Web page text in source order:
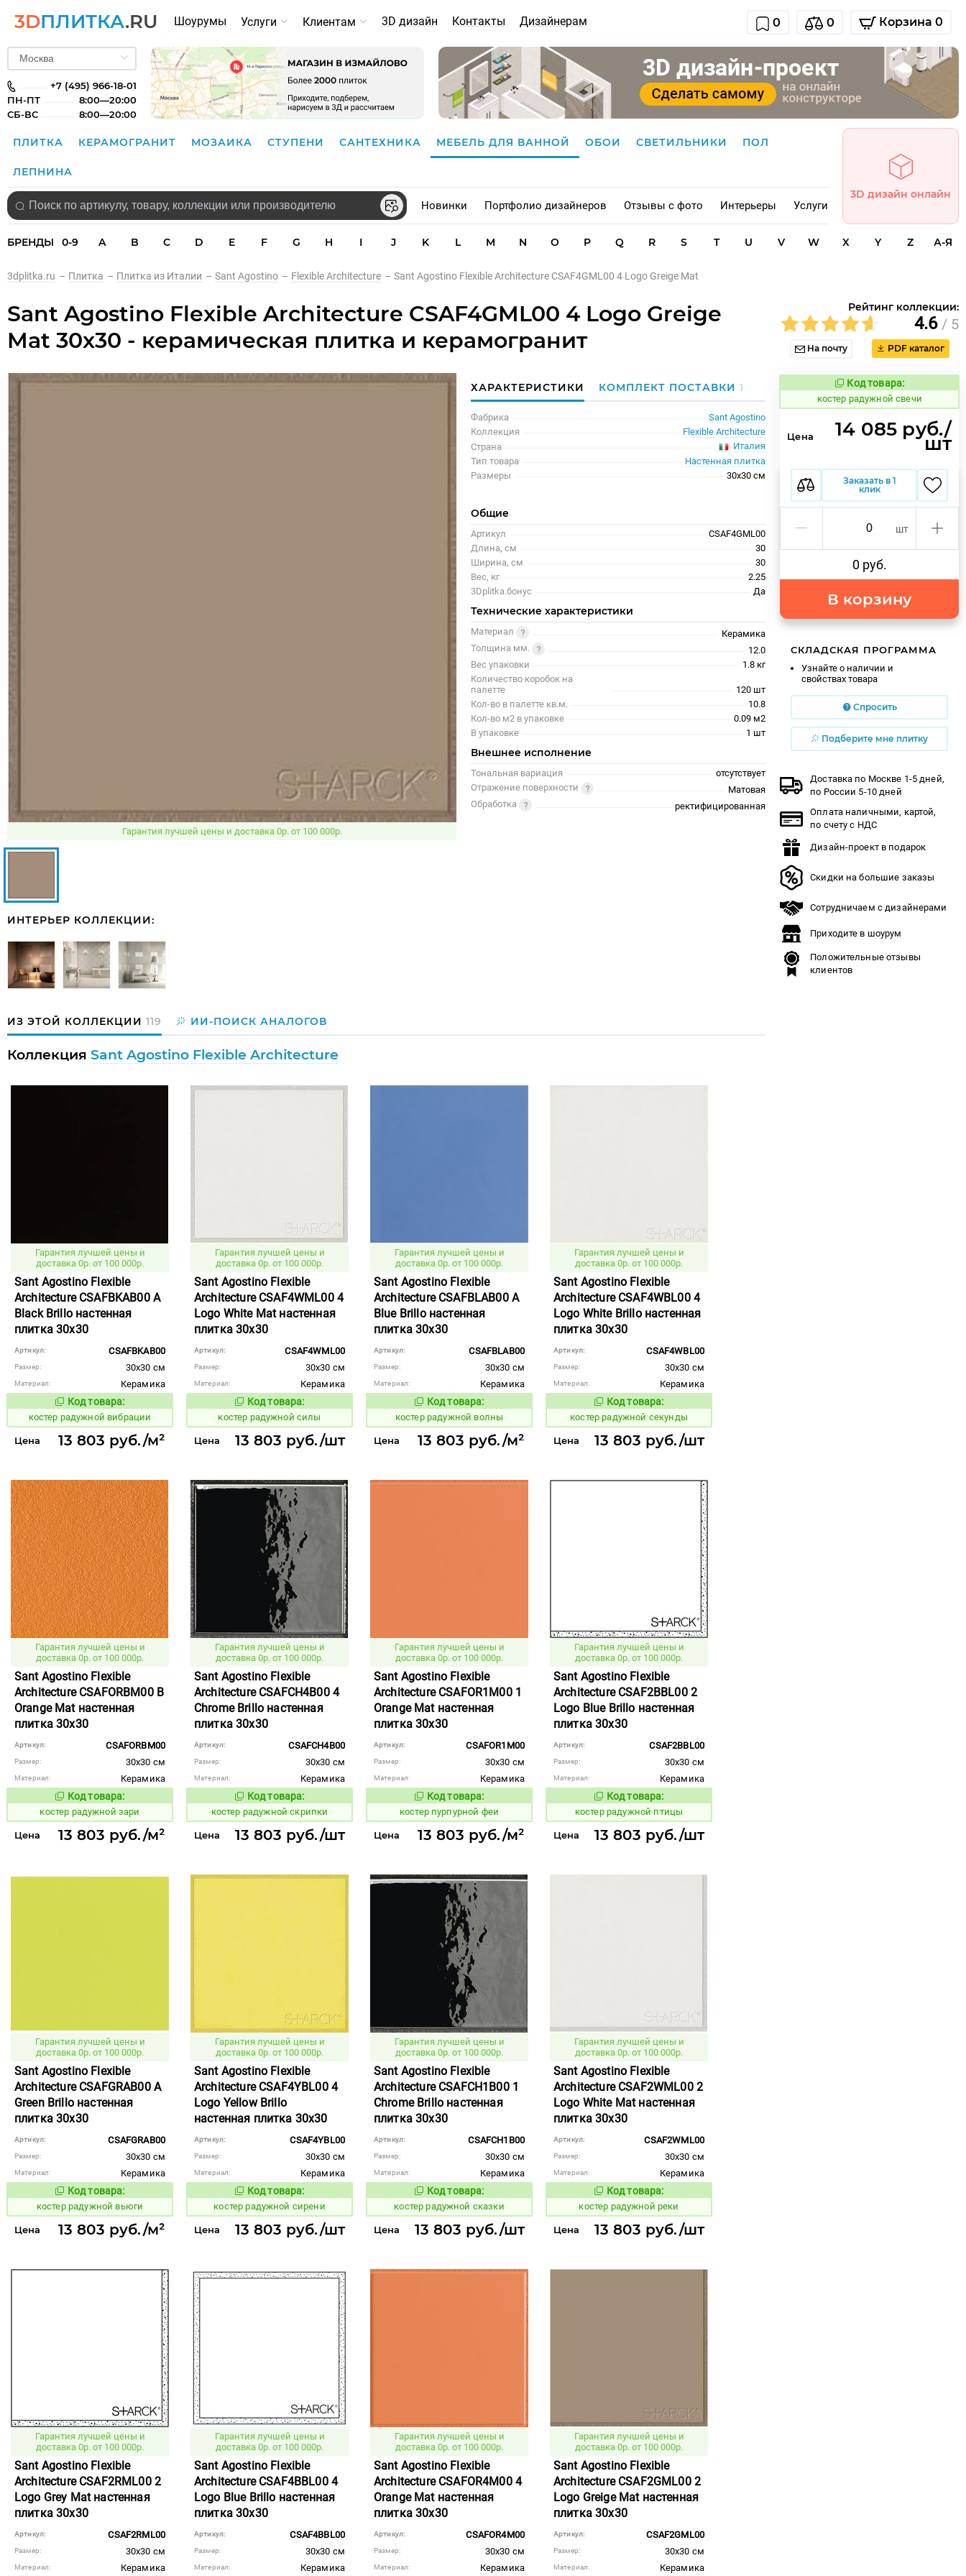
3DПЛИТКА.RU Шоурумы Услуги Клиентам 3D дизайн Контакты Дизайнерам 0 0 Корзина 0
+7 (495) 966-18-01
ПН-ПТ
8:00—20:00
СБ-ВС
8:00—20:00
ПЛИТКА КЕРАМОГРАНИТ МОЗАИКА СТУПЕНИ САНТЕХНИКА МЕБЕЛЬ ДЛЯ ВАННОЙ ОБОИ СВЕТИЛЬНИКИ ПОЛ
ЛЕПНИНА
Новинки Портфолио дизайнеров Отзывы с фото Интерьеры Услуги
3D дизайн онлайн
БРЕНДЫ 0-9 A B C D E F G H I J K L M N O P Q R S T U V W X Y Z А-Я
3dplitka.ru – Плитка – Плитка из Италии – Sant Agostino – Flexible Architecture – Sant Agostino Flexible Architecture CSAF4GML00 4 Logo Greige Mat
Sant Agostino Flexible Architecture CSAF4GML00 4 Logo Greige
Mat 30x30 - керамическая плитка и керамогранит
Рейтинг коллекции:
4.6 / 5
На почту PDF каталог
Гарантия лучшей цены и доставка 0р. от 100 000р.
ИНТЕРЬЕР КОЛЛЕКЦИИ:
ХАРАКТЕРИСТИКИ КОМПЛЕКТ ПОСТАВКИ1
Фабрика
Sant Agostino
Коллекция
Flexible Architecture
Страна
Италия
Тип товара
Настенная плитка
Размеры
30x30 см
Общие
Артикул
CSAF4GML00
Длина, см
30
Ширина, см
30
Вес, кг
2.25
3Dplitka.бонус
Да
Технические характеристики
Материал
Керамика
Толщина мм.
12.0
Вес упаковки
1.8 кг
Количество коробок на
палетте
120 шт
Кол-во в палетте кв.м.
10.8
Кол-во м2 в упаковке
0.09 м2
В упаковке
1 шт
Внешнее исполнение
Тональная вариация
отсутствует
Отражение поверхности
Матовая
Обработка
ректифицированная
ИЗ ЭТОЙ КОЛЛЕКЦИИ 119 ИИ-ПОИСК АНАЛОГОВ
Коллекция Sant Agostino Flexible Architecture
Гарантия лучшей цены и
доставка 0р. от 100 000р.
Sant Agostino Flexible
Architecture CSAFBKAB00 A
Black Brillo настенная
плитка 30x30
Артикул: CSAFBKAB00
Размер: 30x30 см
Материал:
Керамика
Код товара:
806385 Код товара:
костер радужной вибрации
Цена 13 803 руб./м²
Гарантия лучшей цены и
доставка 0р. от 100 000р.
Sant Agostino Flexible
Architecture CSAF4WML00 4
Logo White Mat настенная
плитка 30x30
Артикул: CSAF4WML00
Размер: 30x30 см
Материал:
Керамика
Код товара:
806463 Код товара:
костер радужной силы
Цена 13 803 руб./шт
Гарантия лучшей цены и
доставка 0р. от 100 000р.
Sant Agostino Flexible
Architecture CSAFBLAB00 A
Blue Brillo настенная
плитка 30x30
Артикул: CSAFBLAB00
Размер: 30x30 см
Материал:
Керамика
Код товара:
806387 Код товара:
костер радужной волны
Цена 13 803 руб./м²
Гарантия лучшей цены и
доставка 0р. от 100 000р.
Sant Agostino Flexible
Architecture CSAF4WBL00 4
Logo White Brillo настенная
плитка 30x30
Артикул: CSAF4WBL00
Размер: 30x30 см
Материал:
Керамика
Код товара:
806462 Код товара:
костер радужной секунды
Цена 13 803 руб./шт
Гарантия лучшей цены и
доставка 0р. от 100 000р.
Sant Agostino Flexible
Architecture CSAFORBM00 B
Orange Mat настенная
плитка 30x30
Артикул: CSAFORBM00
Размер: 30x30 см
Материал:
Керамика
Код товара:
806403 Код товара:
костер радужной зари
Цена 13 803 руб./м²
Гарантия лучшей цены и
доставка 0р. от 100 000р.
Sant Agostino Flexible
Architecture CSAFCH4B00 4
Chrome Brillo настенная
плитка 30x30
Артикул: CSAFCH4B00
Размер: 30x30 см
Материал:
Керамика
Код товара:
806467 Код товара:
костер радужной скрипки
Цена 13 803 руб./шт
Гарантия лучшей цены и
доставка 0р. от 100 000р.
Sant Agostino Flexible
Architecture CSAFOR1M00 1
Orange Mat настенная
плитка 30x30
Артикул: CSAFOR1M00
Размер: 30x30 см
Материал:
Керамика
Код товара:
806363 Код товара:
костер пурпурной феи
Цена 13 803 руб./м²
Гарантия лучшей цены и
доставка 0р. от 100 000р.
Sant Agostino Flexible
Architecture CSAF2BBL00 2
Logo Blue Brillo настенная
плитка 30x30
Артикул: CSAF2BBL00
Размер: 30x30 см
Материал:
Керамика
Код товара:
806448Код товара:
костер радужной птицы
Цена 13 803 руб./шт
Гарантия лучшей цены и
доставка 0р. от 100 000р.
Sant Agostino Flexible
Architecture CSAFGRAB00 A
Green Brillo настенная
плитка 30x30
Артикул: CSAFGRAB00
Размер: 30x30 см
Материал:
Керамика
Код товара:
806389 Код товара:
костер радужной вьюги
Цена 13 803 руб./м²
Гарантия лучшей цены и
доставка 0р. от 100 000р.
Sant Agostino Flexible
Architecture CSAF4YBL00 4
Logo Yellow Brillo
настенная плитка 30x30
Артикул: CSAF4YBL00
Размер: 30x30 см
Материал:
Керамика
Код товара:
806464Код товара:
костер радужной сирени
Цена 13 803 руб./шт
Гарантия лучшей цены и
доставка 0р. от 100 000р.
Sant Agostino Flexible
Architecture CSAFCH1B00 1
Chrome Brillo настенная
плитка 30x30
Артикул: CSAFCH1B00
Размер: 30x30 см
Материал:
Керамика
Код товара:
806465 Код товара:
костер радужной сказки
Цена 13 803 руб./шт
Гарантия лучшей цены и
доставка 0р. от 100 000р.
Sant Agostino Flexible
Architecture CSAF2WML00 2
Logo White Mat настенная
плитка 30x30
Артикул: CSAF2WML00
Размер: 30x30 см
Материал:
Керамика
Код товара:
806454 Код товара:
костер радужной реки
Цена 13 803 руб./шт
Гарантия лучшей цены и
доставка 0р. от 100 000р.
Sant Agostino Flexible
Architecture CSAF2RML00 2
Logo Grey Mat настенная
плитка 30x30
Артикул: CSAF2RML00
Размер: 30x30 см
Материал: Керамика
Гарантия лучшей цены и
доставка 0р. от 100 000р.
Sant Agostino Flexible
Architecture CSAF4BBL00 4
Logo Blue Brillo настенная
плитка 30x30
Артикул: CSAF4BBL00
Размер: 30x30 см
Материал: Керамика
Гарантия лучшей цены и
доставка 0р. от 100 000р.
Sant Agostino Flexible
Architecture CSAFOR4M00 4
Orange Mat настенная
плитка 30x30
Артикул: CSAFOR4M00
Размер: 30x30 см
Материал: Керамика
Гарантия лучшей цены и
доставка 0р. от 100 000р.
Sant Agostino Flexible
Architecture CSAF2GML00 2
Logo Greige Mat настенная
плитка 30x30
Артикул: CSAF2GML00
Размер: 30x30 см
Материал: Керамика
Код товара:
806459 Код товара:
костер радужной свечи
Цена 14 085 руб./
шт
Заказать в 1
клик
шт
0 руб.
В корзину
СКЛАДСКАЯ ПРОГРАММА
Узнайте о наличии и
свойствах товара
Спросить
Подберите мне плитку
Доставка по Москве 1-5 дней,
по России 5-10 дней
Оплата наличными, картой,
по счету с НДС
Дизайн-проект в подарок
Скидки на большие заказы
Сотрудничаем с дизайнерами
Приходите в шоурум
Положительные отзывы
клиентов